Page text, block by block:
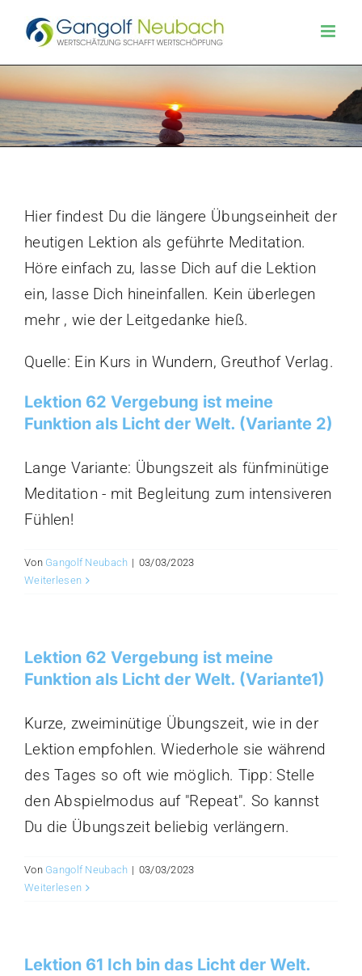
Inhalt
springen
Hier findest Du die längere Übungseinheit der
heutigen Lektion als geführte Meditation.
Höre einfach zu, lasse Dich auf die Lektion
ein, lasse Dich hineinfallen. Kein überlegen
mehr , wie der Leitgedanke hieß.
Quelle: Ein Kurs in Wundern, Greuthof Verlag.
Lektion 62 Vergebung ist meine
Funktion als Licht der Welt. (Variante 2)
Lange Variante: Übungszeit als fünfminütige
Meditation - mit Begleitung zum intensiveren
Fühlen!
Von Gangolf Neubach | 03/03/2023
Weiterlesen
Lektion 62 Vergebung ist meine
Funktion als Licht der Welt. (Variante1)
Kurze, zweiminütige Übungszeit, wie in der
Lektion empfohlen. Wiederhole sie während
des Tages so oft wie möglich. Tipp: Stelle
den Abspielmodus auf "Repeat". So kannst
Du die Übungszeit beliebig verlängern.
Von Gangolf Neubach | 03/03/2023
Weiterlesen
Lektion 61 Ich bin das Licht der Welt.